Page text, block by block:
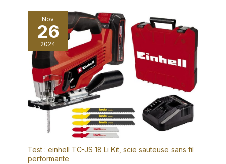
Nov
26
2024
Test : einhell TC-JS 18 Li Kit, scie sauteuse sans fil
performante